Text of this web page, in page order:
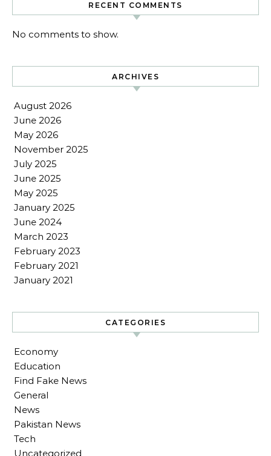
RECENT COMMENTS
No comments to show.
ARCHIVES
August 2026
June 2026
May 2026
November 2025
July 2025
June 2025
May 2025
January 2025
June 2024
March 2023
February 2023
February 2021
January 2021
CATEGORIES
Economy
Education
Find Fake News
General
News
Pakistan News
Tech
Uncategorized